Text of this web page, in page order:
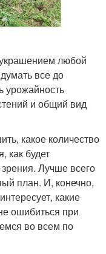
любой
все до
урожайность
и общий вид
какое количество
как будет
Лучше всего
план. И, конечно,
какие
ошибиться при
во всем по